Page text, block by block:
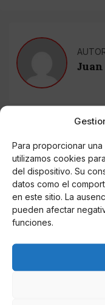
Para proporcionar
utilizamos cookies
del dispositivo. Su
datos como el
en este sitio. La
pueden afectar
funciones.
Noticias
Online
Online